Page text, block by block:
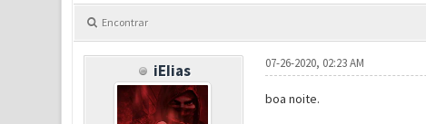
Encontrar
iEIias 07-26-2020, 02:23 AM
boa noite.